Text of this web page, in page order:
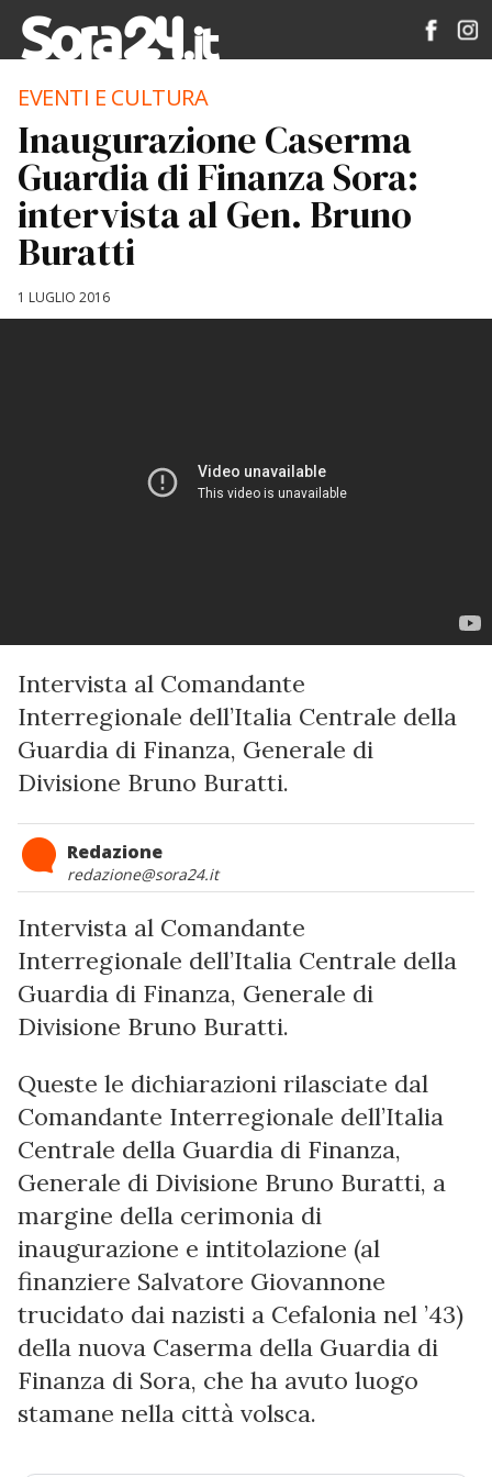
EVENTI E CULTURA
Inaugurazione Caserma
Guardia di Finanza Sora:
intervista al Gen. Bruno
Buratti
1 LUGLIO 2016
Intervista al Comandante
Interregionale dell’Italia Centrale della
Guardia di Finanza, Generale di
Divisione Bruno Buratti.
Redazione
redazione@sora24.it
Intervista al Comandante
Interregionale dell’Italia Centrale della
Guardia di Finanza, Generale di
Divisione Bruno Buratti.
Queste le dichiarazioni rilasciate dal
Comandante Interregionale dell’Italia
Centrale della Guardia di Finanza,
Generale di Divisione Bruno Buratti, a
margine della cerimonia di
inaugurazione e intitolazione (al
finanziere Salvatore Giovannone
trucidato dai nazisti a Cefalonia nel ’43)
della nuova Caserma della Guardia di
Finanza di Sora, che ha avuto luogo
stamane nella città volsca.